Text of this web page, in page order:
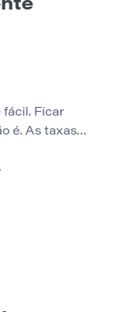
fácil. Ficar
é. As taxas
desafio